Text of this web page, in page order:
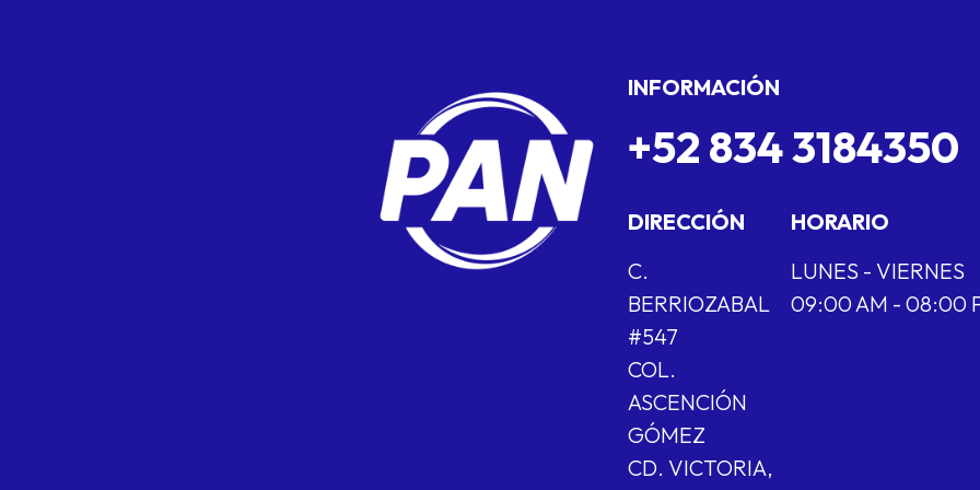
INFORMACIÓN
+52 834 3184350
DIRECCIÓN
C.
BERRIOZABAL
#547
COL.
ASCENCIÓN
GÓMEZ
CD. VICTORIA,
HORARIO
LUNES - VIERNES
09:00 AM - 08:00